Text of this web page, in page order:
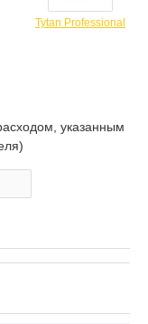
Tytan Professional
указанным